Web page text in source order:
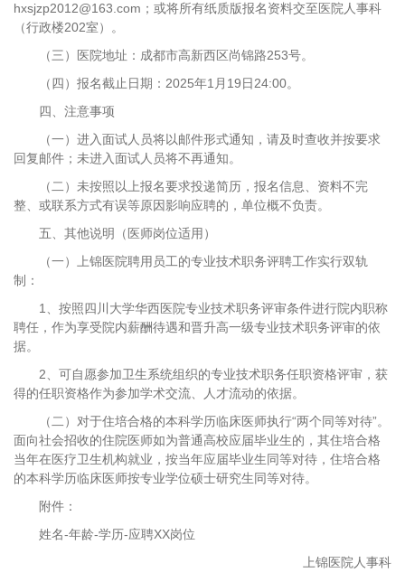
hxsjzp2012@163.com；或将所有纸质版报名资料交至医院人事科
（行政楼202室）。
（三）医院地址：成都市高新西区尚锦路253号。
（四）报名截止日期：2025年1月19日24:00。
四、注意事项
（一）进入面试人员将以邮件形式通知，请及时查收并按要求
回复邮件；未进入面试人员将不再通知。
（二）未按照以上报名要求投递简历，报名信息、资料不完
整、或联系方式有误等原因影响应聘的，单位概不负责。
五、其他说明（医师岗位适用）
（一）上锦医院聘用员工的专业技术职务评聘工作实行双轨
制：
1、按照四川大学华西医院专业技术职务评审条件进行院内职称
聘任，作为享受院内薪酬待遇和晋升高一级专业技术职务评审的依
据。
2、可自愿参加卫生系统组织的专业技术职务任职资格评审，获
得的任职资格作为参加学术交流、人才流动的依据。
（二）对于住培合格的本科学历临床医师执行“两个同等对待”。
面向社会招收的住院医师如为普通高校应届毕业生的，其住培合格
当年在医疗卫生机构就业，按当年应届毕业生同等对待，住培合格
的本科学历临床医师按专业学位硕士研究生同等对待。
附件：
姓名-年龄-学历-应聘XX岗位
上锦医院人事科